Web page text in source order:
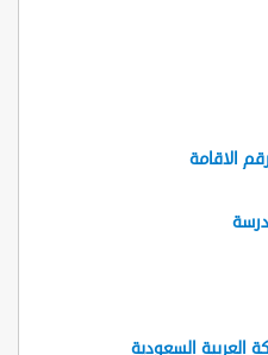
الاقامة
العربية السعودية